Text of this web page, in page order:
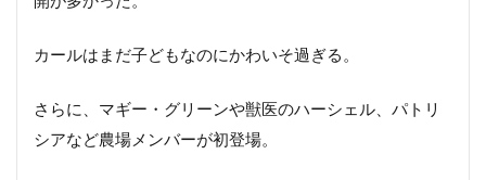
カールはまだ子どもなのにかわいそ過ぎる。
さらに、マギー・グリーンや獣医のハーシェル、パトリ
シアなど農場メンバーが初登場。